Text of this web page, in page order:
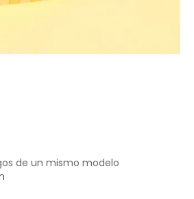
de un mismo modelo